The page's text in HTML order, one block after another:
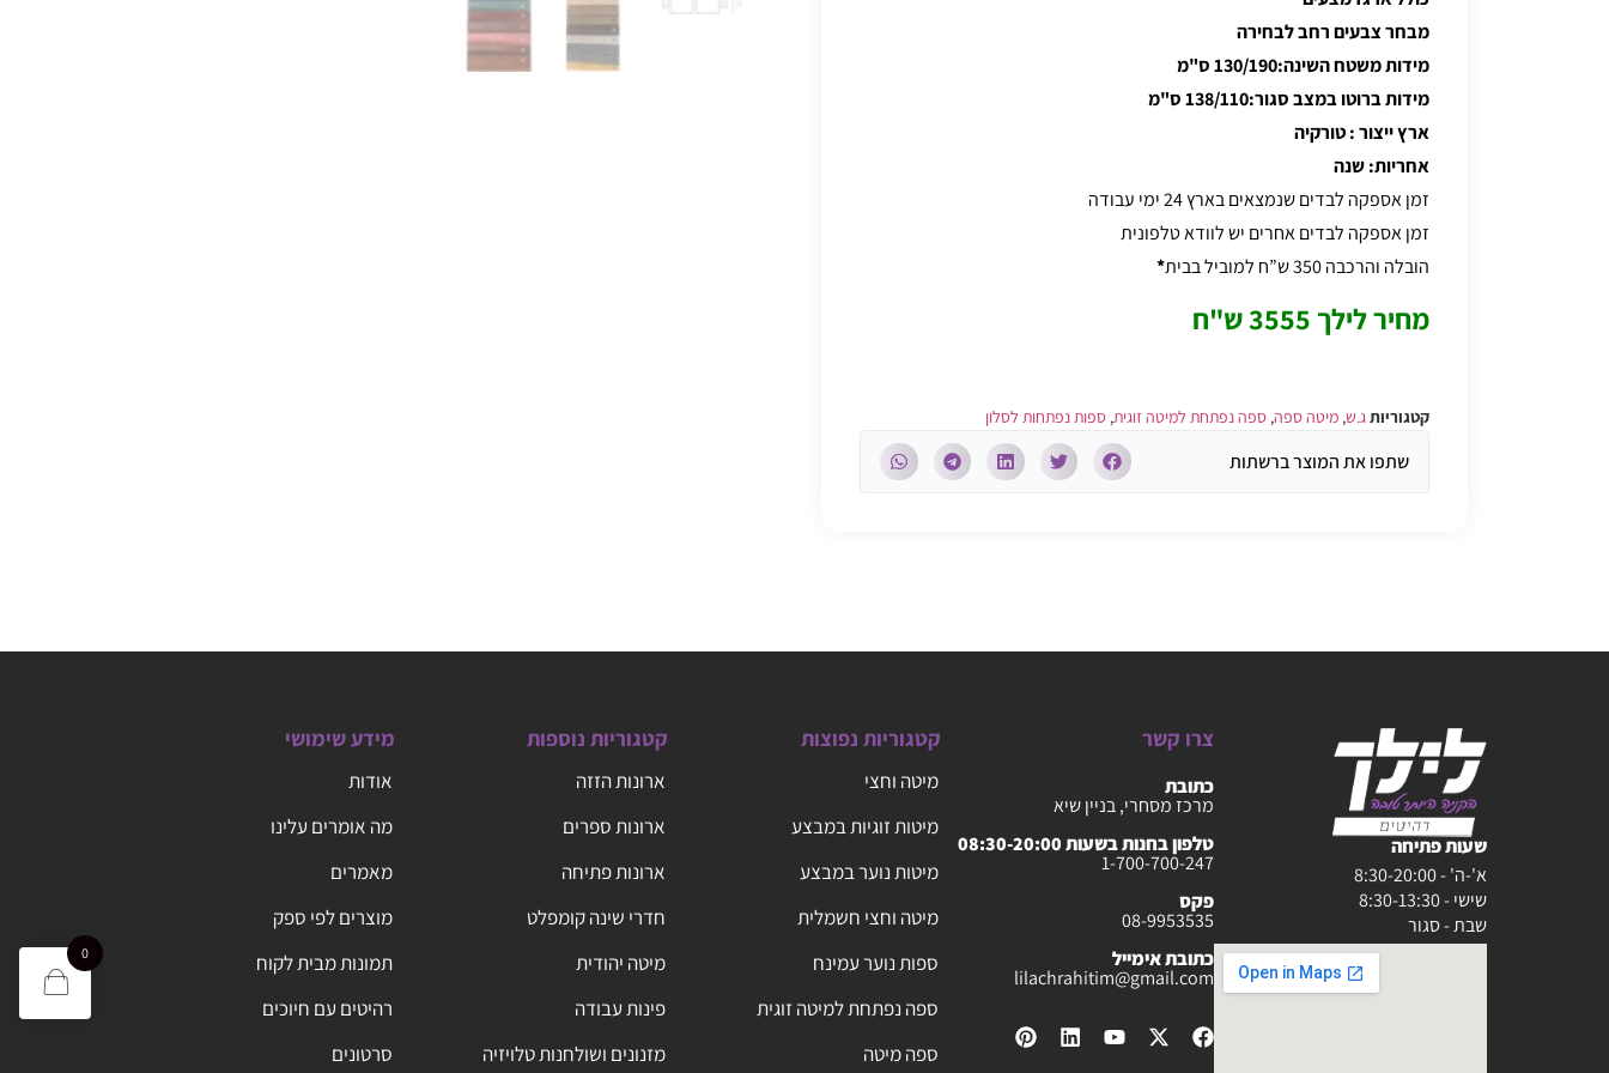
מבחר צבעים רחב לבחירה
מידות משטח השינה:130/190 ס"מ
מידות ברוטו במצב סגור:138/110 ס"מ
ארץ ייצור : טורקיה
אחריות: שנה
זמן אספקה לבדים שנמצאים בארץ 24 ימי עבודה
זמן אספקה לבדים אחרים יש לוודא טלפונית
הובלה והרכבה 350 ש”ח למוביל בבית
*
מחיר לילך 3555 ש"ח
קטגוריותג.ש, מיטה ספה, ספה נפתחת למיטה זוגית, ספות נפתחות לסלון
שתפו את המוצר ברשתות
שעות פתיחה
א'-ה' - 8:30-20:00
שישי - 8:30-13:30
שבת - סגור
צרו קשר
כתובת
מרכז מסחרי, בניין שיא
טלפון בחנות בשעות 08:30-20:00
1-700-700-247
פקס
08-9953535
כתובת אימייל
lilachrahitim@gmail.com
קטגוריות נפוצות
מיטה וחצי
מיטות זוגיות במבצע
מיטות נוער במבצע
מיטה וחצי חשמלית
ספות נוער עמינח
ספה נפתחת למיטה זוגית
ספה מיטה
קטגוריות נוספות
ארונות הזזה
ארונות ספרים
ארונות פתיחה
חדרי שינה קומפלט
מיטה יהודית
פינות עבודה
מזנונים ושולחנות טלויזיה
מידע שימושי
אודות
מה אומרים עלינו
מאמרים
מוצרים לפי ספק
תמונות מבית לקוח
רהיטים עם חיוכים
סרטונים
0